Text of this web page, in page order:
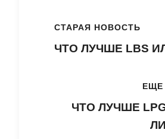
СТАРАЯ НОВОСТЬ
ЧТО ЛУЧШЕ LBS
ЕЩЕ
ЧТО ЛУЧШЕ